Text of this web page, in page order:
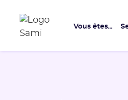
Vous êtes...